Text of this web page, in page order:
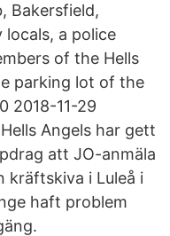
Bakersfield,
locals, a police
of the Hells
parking lot of the
2018-11-29
Angels har gett
att JO-anmäla
kräftskiva i Luleå i
haft problem